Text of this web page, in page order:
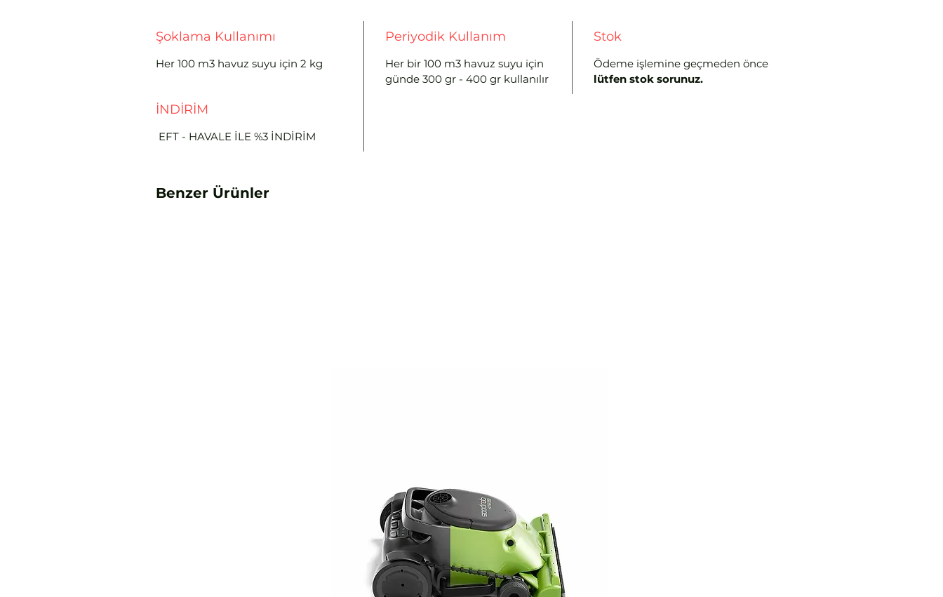
Şoklama Kullanımı
Her 100 m3 havuz suyu için 2 kg
Periyodik Kullanım
Her bir 100 m3 havuz suyu için
günde 300 gr - 400 gr kullanılır
Stok
Ödeme işlemine geçmeden önce
lütfen stok sorunuz.
İNDİRİM
EFT - HAVALE İLE %3 İNDİRİM
Benzer Ürünler